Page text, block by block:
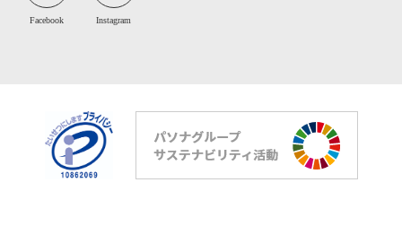
Facebook Instagram